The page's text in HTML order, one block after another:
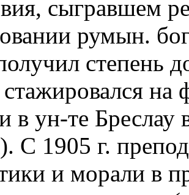
сыгравшем
румын.
степень
стажировался на
в ун-те
С 1905 г.
и морали в